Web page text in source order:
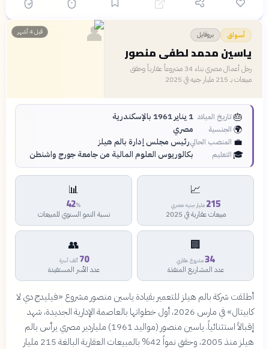
أسواق بروفايل
ياسين محمد لطفي منصور
رجل أعمال مصري بناء 34 مشروعاً عقارياً وحقق
مبيعات بـ 215 مليار جنيه في 2025
قبل 4 أشهر 👤
🎂تاريخ الميلاد 1 يناير 1961 بالإسكندرية
🌍 الجنسية مصري
💼 المنصب الحاليرئيس مجلس إدارة بالم هيلز
🎓التعليم بكالوريوس العلوم المالية من جامعة جورج واشنطن
📈
215 مليار جنيه مصري
مبيعات عقارية في 2025
📊
42%
نسبة النمو السنوي للمبيعات
🏢
34مشروع عقاري
عدد المشاريع المنفذة
👥
70 ألف أسرة
عدد الأسر المستفيدة
أطلقت شركة بالم هيلز للتعمير بقيادة ياسين منصور مشروع «فيليدج دي لا
كابيتال» في مارس 2026، أول خطواتها بالعاصمة الإدارية الجديدة، شهد
إقبالاً استثنائياً. ياسين منصور (مواليد 1961) ملياردير مصري يرأس بالم
هيلز منذ 2005، وحقق نمواً 42% بالمبيعات العقارية البالغة 215 مليار